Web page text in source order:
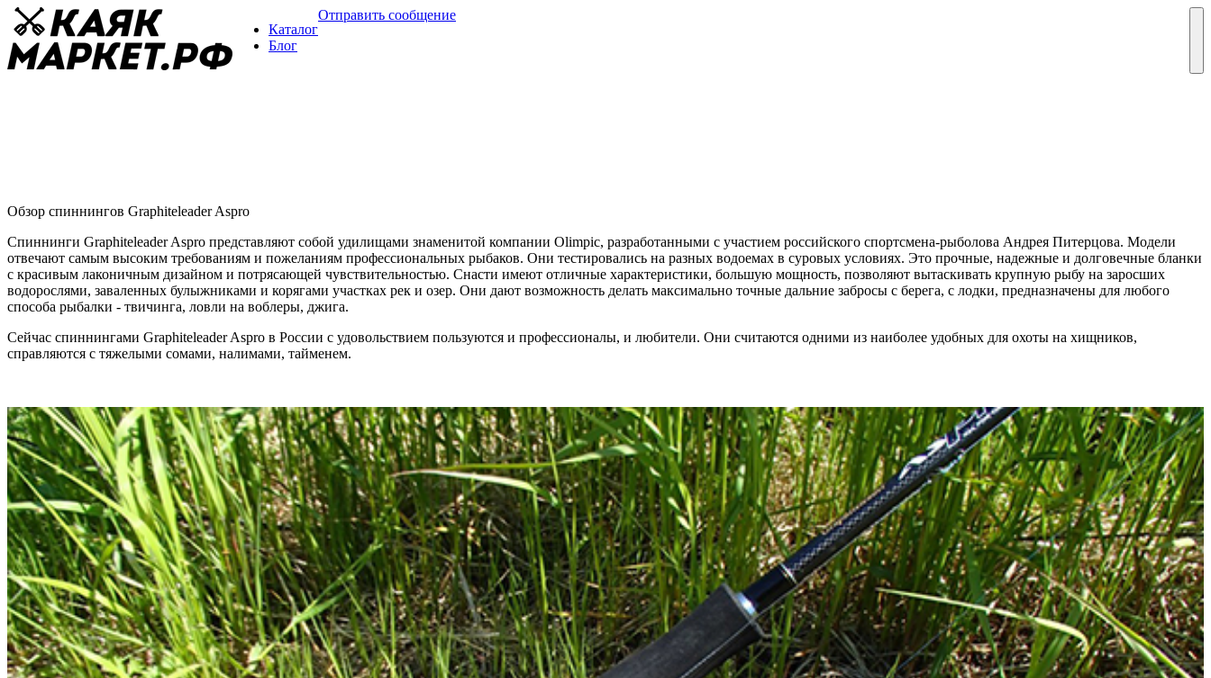
Каталог
Блог
Отправить сообщение
Обзор спиннингов Graphiteleader Aspro
Спиннинги Graphiteleader Aspro представляют собой удилищами знаменитой компании Olimpic, разработанными с участием российского спортсмена-рыболова Андрея Питерцова. Модели
отвечают самым высоким требованиям и пожеланиям профессиональных рыбаков. Они тестировались на разных водоемах в суровых условиях. Это прочные, надежные и долговечные бланки
с красивым лаконичным дизайном и потрясающей чувствительностью. Снасти имеют отличные характеристики, большую мощность, позволяют вытаскивать крупную рыбу на заросших
водорослями, заваленных булыжниками и корягами участках рек и озер. Они дают возможность делать максимально точные дальние забросы с берега, с лодки, предназначены для любого
способа рыбалки - твичинга, ловли на воблеры, джига.
Сейчас спиннингами Graphiteleader Aspro в России с удовольствием пользуются и профессионалы, и любители. Они считаются одними из наиболее удобных для охоты на хищников,
справляются с тяжелыми сомами, налимами, тайменем.